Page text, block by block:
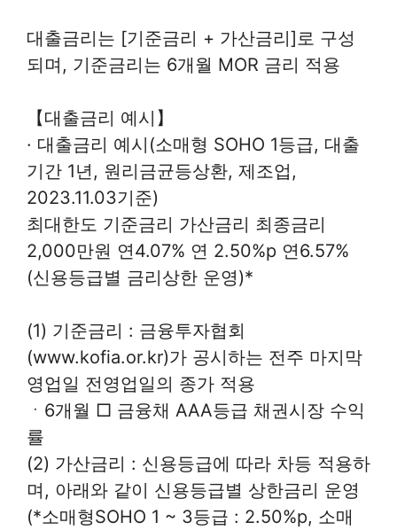
대출금리는 [기준금리 + 가산금리]로 구성
되며, 기준금리는 6개월 MOR 금리 적용
【대출금리 예시】
· 대출금리 예시(소매형 SOHO 1등급, 대출
기간 1년, 원리금균등상환, 제조업,
2023.11.03기준)
최대한도 기준금리 가산금리 최종금리
2,000만원 연4.07% 연 2.50%p 연6.57%
(신용등급별 금리상한 운영)*
(1) 기준금리 : 금융투자협회
(www.kofia.or.kr)가 공시하는 전주 마지막
영업일 전영업일의 종가 적용
ㆍ6개월 □ 금융채 AAA등급 채권시장 수익
률
(2) 가산금리 : 신용등급에 따라 차등 적용하
며, 아래와 같이 신용등급별 상한금리 운영
(*소매형SOHO 1 ~ 3등급 : 2.50%p, 소매